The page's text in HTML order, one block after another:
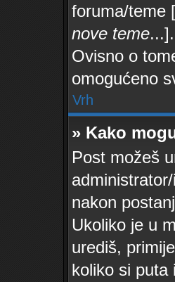
foruma/teme
nove teme...].
Ovisno o
omogućeno
Vrh
» Kako
Post možeš
nakon
Ukoliko je u
urediš,
koliko si puta